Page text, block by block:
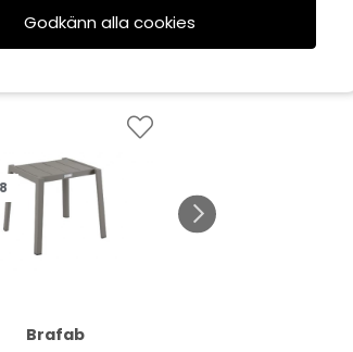
Brafab
Godkänn alla cookies